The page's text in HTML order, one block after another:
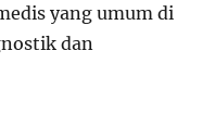
yang umum di
dan